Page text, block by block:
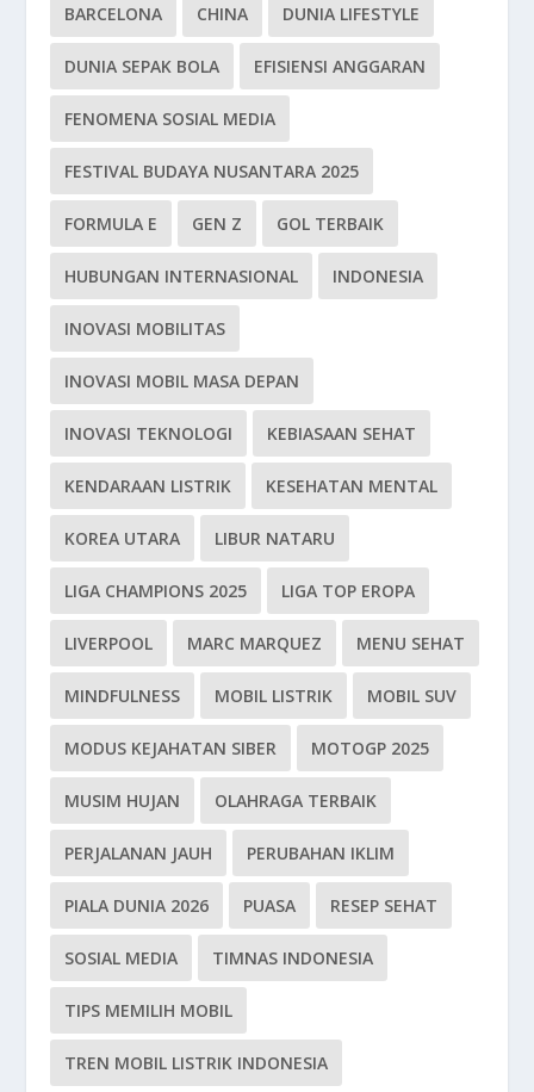
BARCELONA CHINA DUNIA LIFESTYLE
DUNIA SEPAK BOLA EFISIENSI ANGGARAN
FENOMENA SOSIAL MEDIA
FESTIVAL BUDAYA NUSANTARA 2025
FORMULA E GEN Z GOL TERBAIK
HUBUNGAN INTERNASIONAL INDONESIA
INOVASI MOBILITAS
INOVASI MOBIL MASA DEPAN
INOVASI TEKNOLOGI KEBIASAAN SEHAT
KENDARAAN LISTRIK KESEHATAN MENTAL
KOREA UTARA LIBUR NATARU
LIGA CHAMPIONS 2025 LIGA TOP EROPA
LIVERPOOL MARC MARQUEZ MENU SEHAT
MINDFULNESS MOBIL LISTRIK MOBIL SUV
MODUS KEJAHATAN SIBER MOTOGP 2025
MUSIM HUJAN OLAHRAGA TERBAIK
PERJALANAN JAUH PERUBAHAN IKLIM
PIALA DUNIA 2026 PUASA RESEP SEHAT
SOSIAL MEDIA TIMNAS INDONESIA
TIPS MEMILIH MOBIL
TREN MOBIL LISTRIK INDONESIA